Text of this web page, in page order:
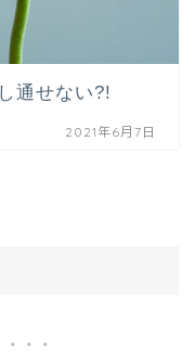
通せない?!
2021年6月7日